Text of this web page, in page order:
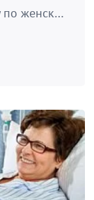
Для женщин с отсутствием в роду по женской линии рака молочной железы